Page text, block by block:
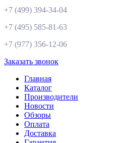
+7 (499) 394-34-04
+7 (495) 585-81-63
+7 (977) 356-12-06
Заказать звонок
Главная
Каталог
Производители
Новости
Обзоры
Оплата
Доставка